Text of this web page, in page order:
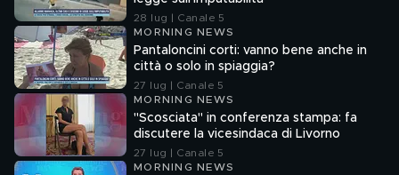
28 lug | Canale 5
MORNING NEWS
Pantaloncini corti: vanno bene anche in
città o solo in spiaggia?
27 lug | Canale 5
MORNING NEWS
"Scosciata" in conferenza stampa: fa
discutere la vicesindaca di Livorno
27 lug | Canale 5
MORNING NEWS